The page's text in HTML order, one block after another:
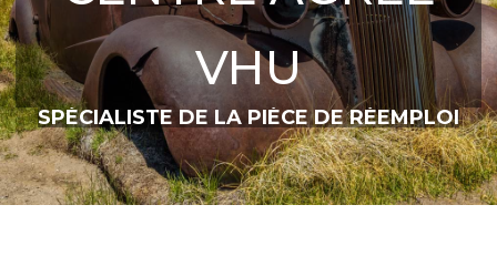
VHU
SPÉCIALISTE DE LA PIÈCE DE RÉEMPLOI